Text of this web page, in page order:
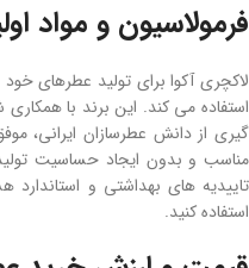
فرمولاسیون و مواد
لاکچری آکوا برای تولید عطرهای
استفاده می‌ کند. این برند با
گیری از دانش عطرسازان ایرانی،
مناسب و بدون ایجاد حساسیت
تاییدیه‌ های بهداشتی و
استفاده کنید.